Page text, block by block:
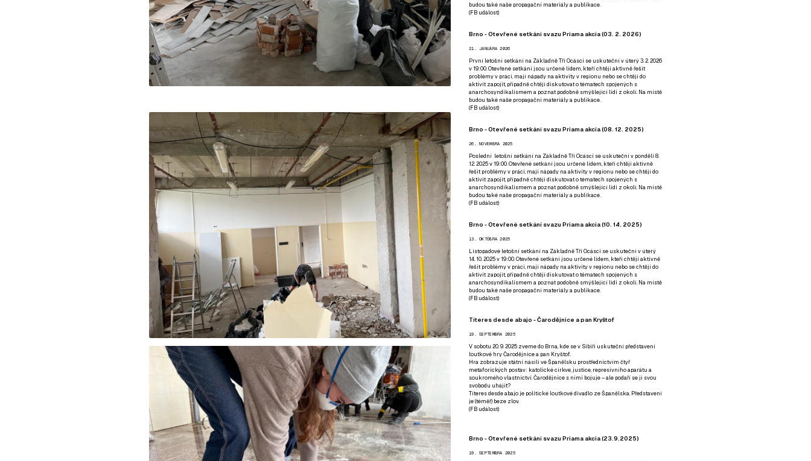
budou také naše propagační materiály a publikace.
(FB událost)
Brno - Otevřené setkání svazu Priama akcia (03. 2. 2026)
21. JANUÁRA 2026
První letošní setkání na Základně Tři Ocásci se uskuteční v úterý 3. 2. 2026
v 19:00. Otevřené setkání jsou určené lidem, kteří chtějí aktivně řešit
problémy v práci, mají nápady na aktivity v regionu nebo se chtějí do
aktivit zapojit, případně chtějí diskutovat o tématech spojených s
anarchosyndikalismem a poznat podobně smýšlející lidi z okolí. Na místě
budou také naše propagační materiály a publikace.
(FB událost)
Brno - Otevřené setkání svazu Priama akcia (08. 12. 2025)
26. NOVEMBRA 2025
Poslední letošní setkání na Základně Tři Ocásci se uskuteční v ponděli 8.
12. 2025 v 19:00. Otevřené setkání jsou určené lidem, kteří chtějí aktivně
řešit problémy v práci, mají nápady na aktivity v regionu nebo se chtějí do
aktivit zapojit, případně chtějí diskutovat o tématech spojených s
anarchosyndikalismem a poznat podobně smýšlející lidi z okolí. Na místě
budou také naše propagační materiály a publikace.
(FB událost)
Brno - Otevřené setkání svazu Priama akcia (10. 14. 2025)
13. OKTÓBRA 2025
Listopadové letošní setkání na Základně Tři Ocásci se uskuteční v úterý
14. 10. 2025 v 19:00. Otevřené setkání jsou určené lidem, kteří chtějí aktivně
řešit problémy v práci, mají nápady na aktivity v regionu nebo se chtějí do
aktivit zapojit, případně chtějí diskutovat o tématech spojených s
anarchosyndikalismem a poznat podobně smýšlející lidi z okolí. Na místě
budou také naše propagační materiály a publikace.
(FB událost)
Títeres desde abajo - Čarodějnice a pan Kryštof
19. SEPTEMBRA 2025
V sobotu 20. 9. 2025 zveme do Brna, kde se v Sibiři uskuteční představení
loutkové hry Čarodějnice a pan Kryštof.
Hra zobrazuje státní násilí ve Španělsku prostřednictvím čtyř
metaforických postav: katolické církve, justice, represivního aparátu a
soukromého vlastnictví. Čarodějnice s nimi bojuje – ale podaří se jí svou
svobodu uhájit?
Títeres desde abajo je politické loutkové divadlo ze Španělska. Představení
je (téměř) beze zlov.
(FB událost)
Brno - Otevřené setkání svazu Priama akcia (23.9.2025)
19. SEPTEMBRA 2025